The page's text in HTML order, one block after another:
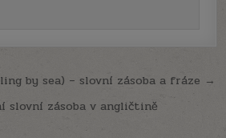
by sea) – slovní zásoba a fráze →
slovní zásoba v angličtině